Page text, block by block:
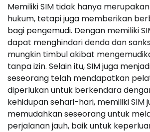
Memiliki SIM tidak hanya
hukum, tetapi juga memberikan
bagi pengemudi. Dengan memiliki
dapat menghindari denda dan
mungkin timbul akibat
tanpa izin. Selain itu, SIM juga
seseorang telah mendapatkan
diperlukan untuk berkendara
kehidupan sehari-hari, memiliki SIM
memudahkan seseorang untuk
perjalanan jauh, baik untuk